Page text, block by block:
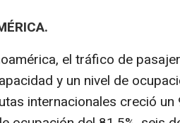
el tráfico de
y un nivel de
internacionales creció un